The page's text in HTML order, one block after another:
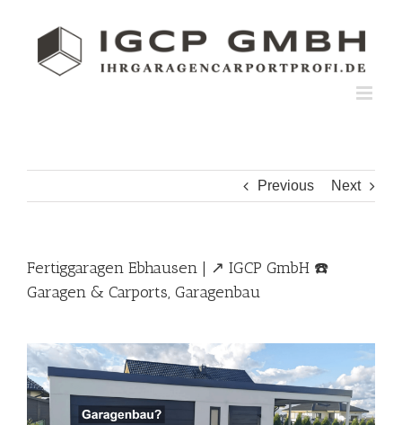
Previous Next
Fertiggaragen Ebhausen | ↗️ IGCP GmbH ☎️
Garagen & Carports, Garagenbau